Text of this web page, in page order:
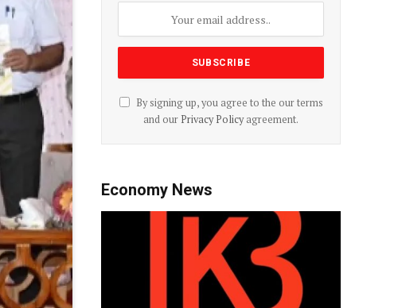
By signing up, you agree to the our terms
and our Privacy Policyagreement.
Economy News